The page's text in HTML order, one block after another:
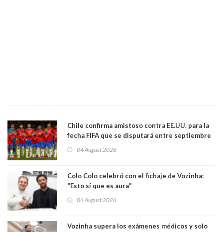
Chile confirma amistoso contra EE.UU. para la
fecha FIFA que se disputará entre septiembre
04 August 2026
Colo Colo celebró con el fichaje de Vozinha:
"Esto sí que es aura"
04 August 2026
Vozinha supera los exámenes médicos y solo